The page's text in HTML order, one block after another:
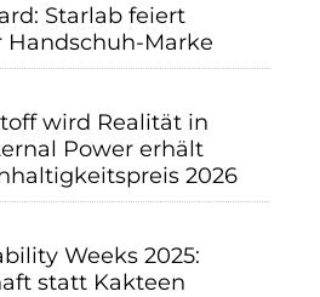
Starlab feiert
Marke
wird Realität in
Power erhält
2026
Weeks 2025:
statt Kakteen